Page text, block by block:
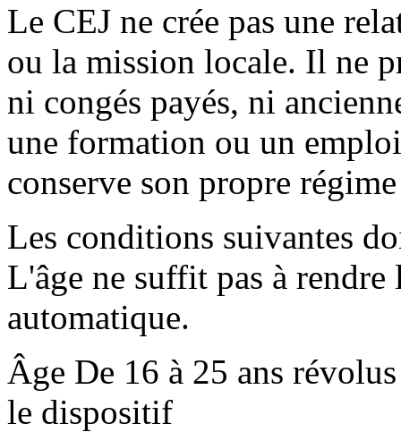
Le CEJ ne crée pas une
ou la mission locale. Il ne
ni congés payés, ni
une formation ou un
conserve son propre
Les conditions suivantes
L'âge ne suffit pas à
automatique.
Âge De 16 à 25 ans
le dispositif